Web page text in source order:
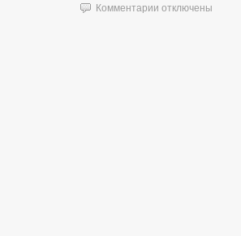
Комментарии котключены